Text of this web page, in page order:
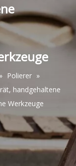
» Polierer »
handgehaltene
Werkzeuge